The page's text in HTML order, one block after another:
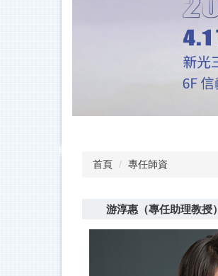
首頁 專任師資
游淳惠（專任助理教授）